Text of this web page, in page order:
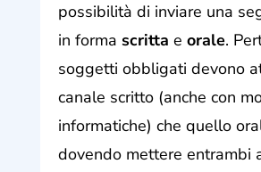
possibilità di inviare una
in forma scritta e orale.
soggetti obbligati devono
canale scritto (anche con
informatiche) che quello
dovendo mettere entrambi